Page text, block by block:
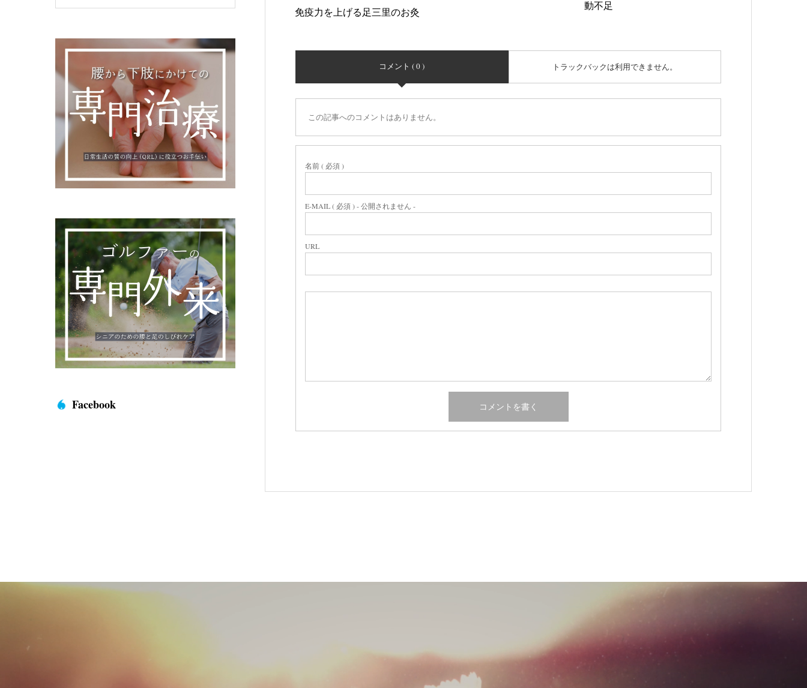
免疫力を上げる足三里のお灸
動不足
コメント ( 0 ) トラックバックは利用できません。
この記事へのコメントはありません。
名前 ( 必須 )
E-MAIL ( 必須 ) - 公開されません -
URL
Facebook